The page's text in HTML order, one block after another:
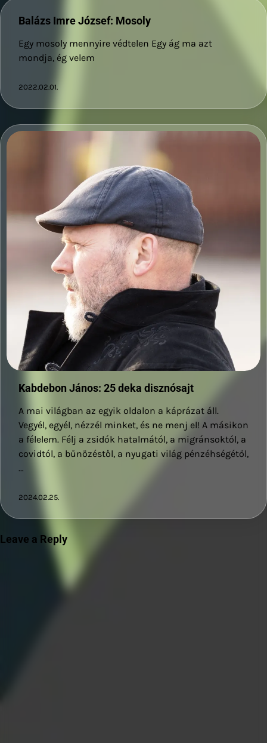
Balázs Imre József: Mosoly
Egy mosoly mennyire védtelen Egy ág ma azt
mondja, ég velem
2022.02.01.
Kabdebon János: 25 deka disznósajt
A mai világban az egyik oldalon a káprázat áll.
Vegyél, egyél, nézzél minket, és ne menj el! A másikon
a félelem. Félj a zsidók hatalmától, a migránsoktól, a
covidtól, a bűnözéstől, a nyugati világ pénzéhségétől,
…
2024.02.25.
Leave a Reply